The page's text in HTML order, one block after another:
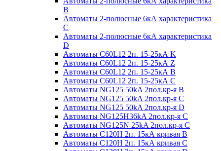
B
Автоматы 2-полюсные 6кА характеристика
C
Автоматы 2-полюсные 6кА характеристика
D
Автоматы C60L12 2п. 15-25кА K
Автоматы C60L12 2п. 15-25кА Z
Автоматы C60L12 2п. 15-25кА B
Автоматы C60L12 2п. 15-25кА C
Автоматы NG125 50kA 2пол.кр-я B
Автоматы NG125 50kA 2пол.кр-я C
Автоматы NG125 50kA 2пол.кр-я D
Автоматы NG125H36kA 2пол.кр-я C
Автоматы NG125N 25kA 2пол.кр-я C
Автоматы С120H 2п. 15кА кривая B
Автоматы С120H 2п. 15кА кривая C